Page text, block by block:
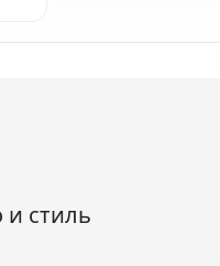
и стиль